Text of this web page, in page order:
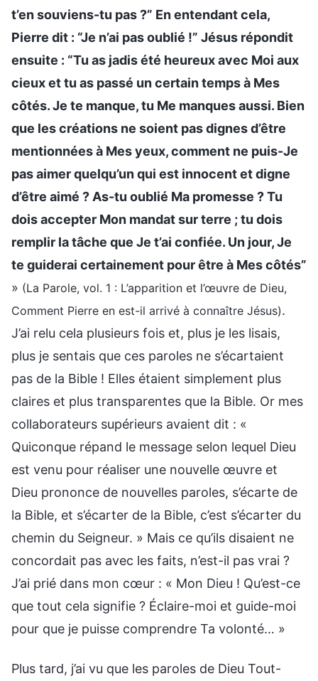
t’en souviens-tu pas ?” En entendant cela,
Pierre dit : “Je n’ai pas oublié !” Jésus répondit
ensuite : “Tu as jadis été heureux avec Moi aux
cieux et tu as passé un certain temps à Mes
côtés. Je te manque, tu Me manques aussi. Bien
que les créations ne soient pas dignes d’être
mentionnées à Mes yeux, comment ne puis-Je
pas aimer quelqu’un qui est innocent et digne
d’être aimé ? As-tu oublié Ma promesse ? Tu
dois accepter Mon mandat sur terre ; tu dois
remplir la tâche que Je t’ai confiée. Un jour, Je
te guiderai certainement pour être à Mes côtés”
» (La Parole, vol. 1 : L’apparition et l’œuvre de Dieu,
Comment Pierre en est-il arrivé à connaître Jésus).
J’ai relu cela plusieurs fois et, plus je les lisais,
plus je sentais que ces paroles ne s’écartaient
pas de la Bible ! Elles étaient simplement plus
claires et plus transparentes que la Bible. Or mes
collaborateurs supérieurs avaient dit : «
Quiconque répand le message selon lequel Dieu
est venu pour réaliser une nouvelle œuvre et
Dieu prononce de nouvelles paroles, s’écarte de
la Bible, et s’écarter de la Bible, c’est s’écarter du
chemin du Seigneur. » Mais ce qu’ils disaient ne
concordait pas avec les faits, n’est-il pas vrai ?
J’ai prié dans mon cœur : « Mon Dieu ! Qu’est-ce
que tout cela signifie ? Éclaire-moi et guide-moi
pour que je puisse comprendre Ta volonté… »
Plus tard, j’ai vu que les paroles de Dieu Tout-